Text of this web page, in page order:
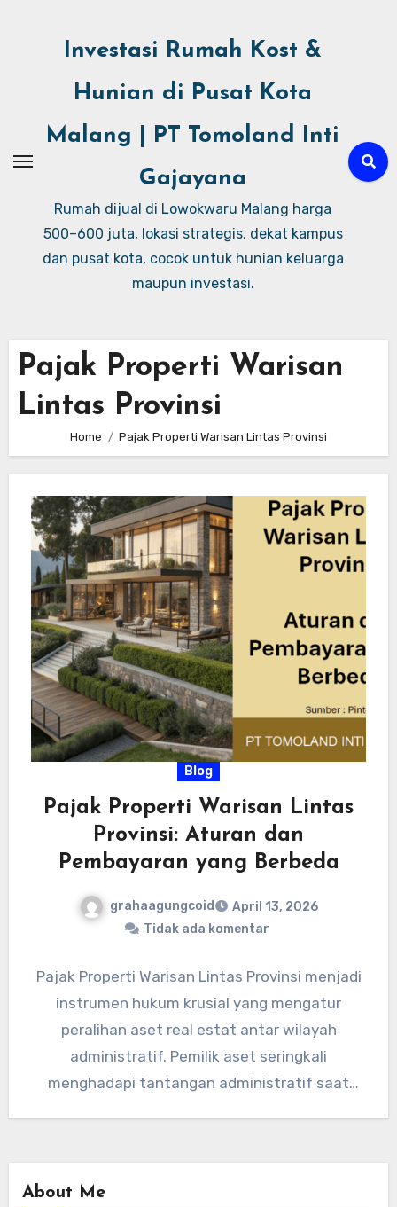
Investasi Rumah Kost &
Hunian di Pusat Kota
Malang | PT Tomoland Inti
Gajayana
Rumah dijual di Lowokwaru Malang harga
500–600 juta, lokasi strategis, dekat kampus
dan pusat kota, cocok untuk hunian keluarga
maupun investasi.
Pajak Properti Warisan
Lintas Provinsi
Home Pajak Properti Warisan Lintas Provinsi
Blog
Pajak Properti Warisan Lintas
Provinsi: Aturan dan
Pembayaran yang Berbeda
grahaagungcoid
April 13, 2026
Tidak ada komentar
Pajak Properti Warisan Lintas Provinsi menjadi
instrumen hukum krusial yang mengatur
peralihan aset real estat antar wilayah
administratif. Pemilik aset seringkali
menghadapi tantangan administratif saat
About Me